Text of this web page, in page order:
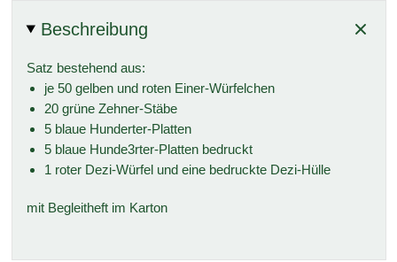
Beschreibung
Satz bestehend aus:
je 50 gelben und roten Einer-Würfelchen
20 grüne Zehner-Stäbe
5 blaue Hunderter-Platten
5 blaue Hunde3rter-Platten bedruckt
1 roter Dezi-Würfel und eine bedruckte Dezi-Hülle
mit Begleitheft im Karton